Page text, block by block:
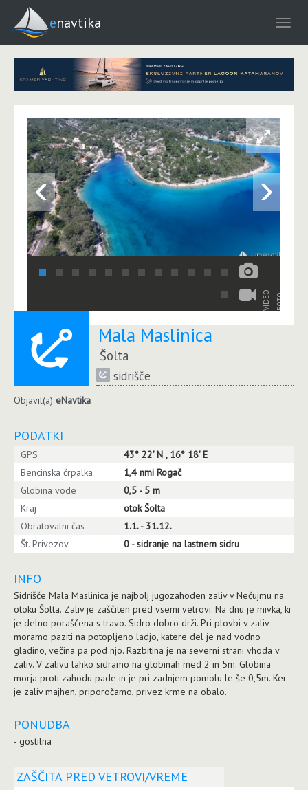
enavtika
‹ ›
VIDEO FOTO
Mala Maslinica
Šolta
sidrišče
Objavil(a) eNavtika
PODATKI
GPS
43° 22' N , 16° 18' E
Bencinska črpalka
1,4 nmi Rogač
Globina vode
0,5 - 5 m
Kraj
otok Šolta
Obratovalni čas
1.1. - 31.12.
Št. Privezov
0 - sidranje na lastnem sidru
INFO
Sidrišče Mala Maslinica je najbolj jugozahoden zaliv v Nečujmu na
otoku Šolta. Zaliv je zaščiten pred vsemi vetrovi. Na dnu je mivka, ki
je delno poraščena s travo. Sidro dobro drži. Pri plovbi v zaliv
moramo paziti na potopljeno ladjo, katere del je nad vodno
gladino, večina pa pod njo. Razbitina je na severni strani vhoda v
zaliv. V zalivu lahko sidramo na globinah med 2 in 5m. Globina
morja proti zahodu pade in je pri zadnjem pomolu le še 0,5m. Ker
je zaliv majhen, priporočamo, privez krme na obalo.
PONUDBA
- gostilna
ZAŠČITA PRED VETROVI/VREME